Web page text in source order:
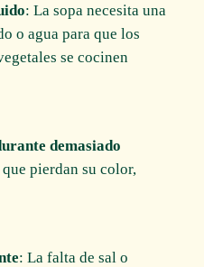
: La sopa necesita una
o agua para que los
se cocinen
demasiado
pierdan su color,
: La falta de sal o